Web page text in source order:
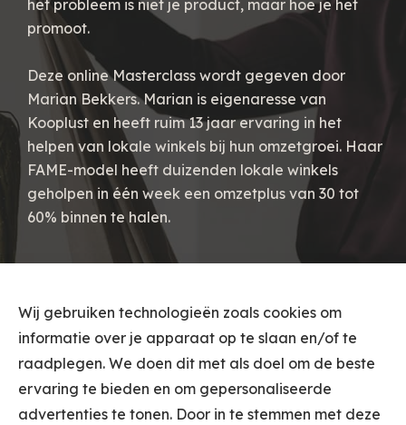
Wij gebruiken technologieën zoals cookies om
informatie over je apparaat op te slaan en/of te
raadplegen. We doen dit met als doel om de beste
ervaring te bieden en om gepersonaliseerde
advertenties te tonen. Door in te stemmen met deze
het probleem is niet je product, maar hoe je het
promoot.
Deze online Masterclass wordt gegeven door
Marian Bekkers. Marian is eigenaresse van
Kooplust en heeft ruim 13 jaar ervaring in het
helpen van lokale winkels bij hun omzetgroei. Haar
FAME-model heeft duizenden lokale winkels
geholpen in één week een omzetplus van 30 tot
60% binnen te halen.